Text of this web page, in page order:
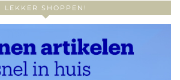
LEKKER SHOPPEN!